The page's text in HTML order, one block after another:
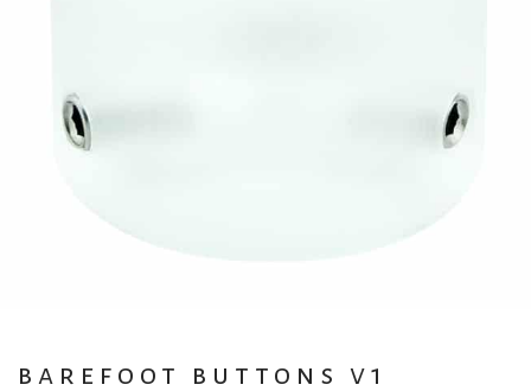
barefoot buttons v1